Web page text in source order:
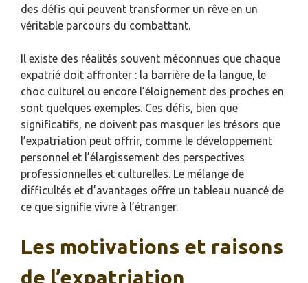
des défis qui peuvent transformer un rêve en un
véritable parcours du combattant.
Il existe des réalités souvent méconnues que chaque
expatrié doit affronter : la barrière de la langue, le
choc culturel ou encore l’éloignement des proches en
sont quelques exemples. Ces défis, bien que
significatifs, ne doivent pas masquer les trésors que
l’expatriation peut offrir, comme le développement
personnel et l’élargissement des perspectives
professionnelles et culturelles. Le mélange de
difficultés et d’avantages offre un tableau nuancé de
ce que signifie vivre à l’étranger.
Les motivations et raisons
de l’expatriation